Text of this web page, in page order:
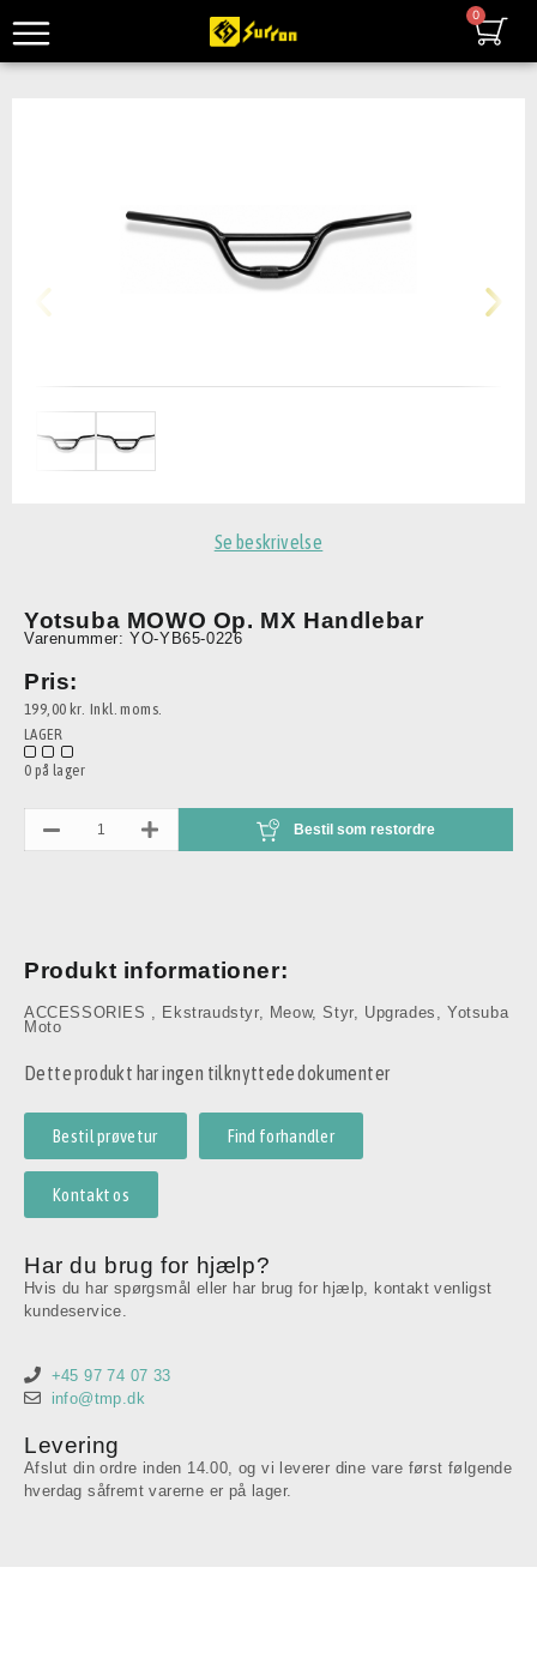
Se beskrivelse
Yotsuba MOWO Op. MX Handlebar
Varenummer: YO-YB65-0226
Pris:
199,00 kr. Inkl. moms.
LAGER
0 på lager
Bestil som restordre
Produkt informationer:
ACCESSORIES , Ekstraudstyr, Meow,Styr, Upgrades ,Yotsuba
Moto
Dette produkt har ingen tilknyttede dokumenter
Bestil prøvetur Find forhandler
Kontakt os
Har du brug for hjælp?
Hvis du har spørgsmål eller har brug for hjælp, kontakt venligst
kundeservice.
+45 97 74 07 33
info@tmp.dk
Levering
Afslut din ordre inden 14.00, og vi leverer dine vare først følgende
hverdag såfremt varerne er på lager.